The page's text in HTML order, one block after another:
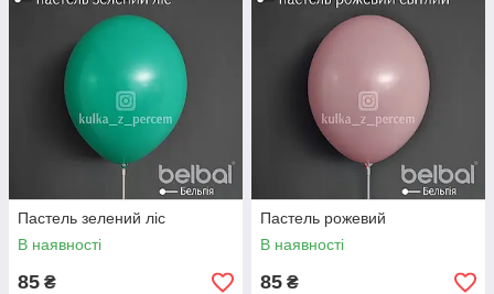
Пастель зелений ліс
В наявності
85 ₴
Пастель рожевий
В наявності
85 ₴